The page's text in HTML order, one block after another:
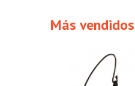
Más vendidos